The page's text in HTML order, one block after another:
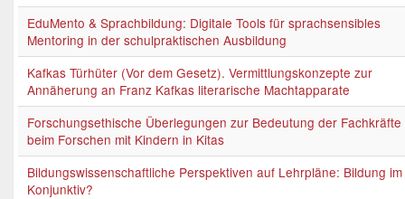
EduMento & Sprachbildung: Digitale Tools für sprachsensibles
Mentoring in der schulpraktischen Ausbildung
Kafkas Türhüter (Vor dem Gesetz). Vermittlungskonzepte zur
Annäherung an Franz Kafkas literarische Machtapparate
Forschungsethische Überlegungen zur Bedeutung der Fachkräfte
beim Forschen mit Kindern in Kitas
Bildungswissenschaftliche Perspektiven auf Lehrpläne: Bildung im
Konjunktiv?